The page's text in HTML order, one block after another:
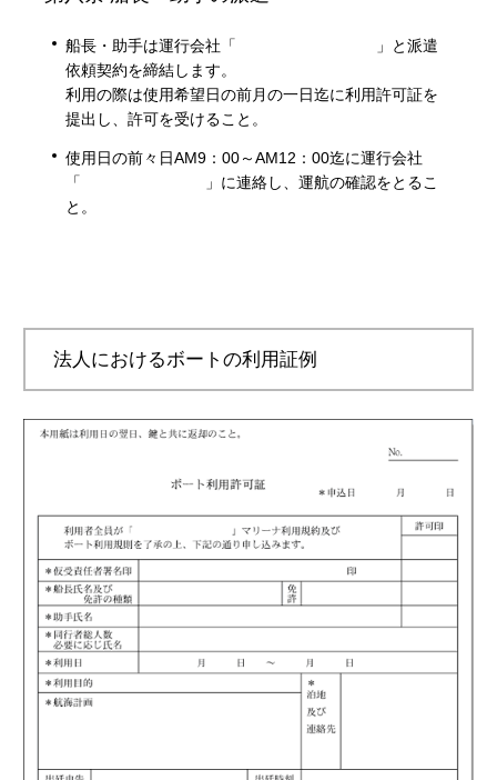
船長・助手は運行会社「 」と派遣
依頼契約を締結します。
利用の際は使用希望日の前月の一日迄に利用許可証を
提出し、許可を受けること。
使用日の前々日AM9：00～AM12：00迄に運行会社
「 」に連絡し、運航の確認をとるこ
と。
法人におけるボートの利用証例